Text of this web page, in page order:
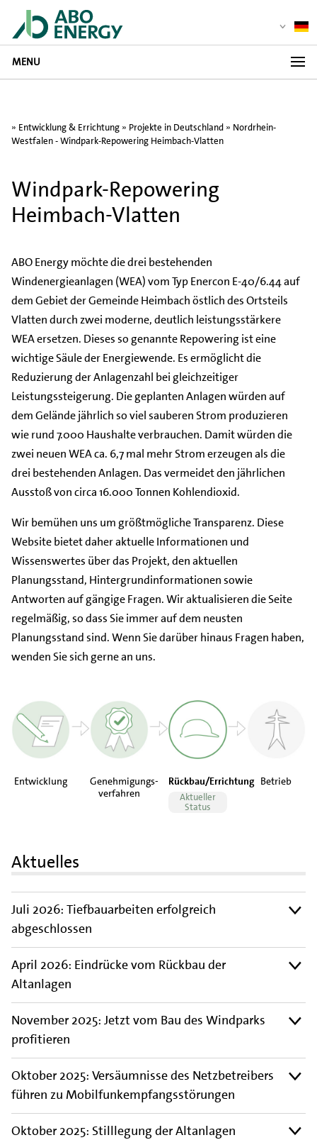
MENU
» Entwicklung & Errichtung » Projekte in Deutschland » Nordrhein-
Westfalen - Windpark-Repowering Heimbach-Vlatten
Windpark-Repowering
Heimbach-Vlatten
ABO Energy möchte die drei bestehenden
Windenergieanlagen (WEA) vom Typ Enercon E-40/6.44 auf
dem Gebiet der Gemeinde Heimbach östlich des Ortsteils
Vlatten durch zwei moderne, deutlich leistungsstärkere
WEA ersetzen. Dieses so genannte Repowering ist eine
wichtige Säule der Energiewende. Es ermöglicht die
Reduzierung der Anlagenzahl bei gleichzeitiger
Leistungssteigerung. Die geplanten Anlagen würden auf
dem Gelände jährlich so viel sauberen Strom produzieren
wie rund 7.000 Haushalte verbrauchen. Damit würden die
zwei neuen WEA ca. 6,7 mal mehr Strom erzeugen als die
drei bestehenden Anlagen. Das vermeidet den jährlichen
Ausstoß von circa 16.000 Tonnen Kohlendioxid.
Wir bemühen uns um größtmögliche Transparenz. Diese
Website bietet daher aktuelle Informationen und
Wissenswertes über das Projekt, den aktuellen
Planungsstand, Hintergrundinformationen sowie
Antworten auf gängige Fragen. Wir aktualisieren die Seite
regelmäßig, so dass Sie immer auf dem neusten
Planungsstand sind. Wenn Sie darüber hinaus Fragen haben,
wenden Sie sich gerne an uns.
Entwicklung
Genehmigungs-
verfahren
Rückbau/Errichtung
Aktueller
Status
Betrieb
Aktuelles
Juli 2026: Tiefbauarbeiten erfolgreich
abgeschlossen
April 2026: Eindrücke vom Rückbau der
Altanlagen
November 2025: Jetzt vom Bau des Windparks
profitieren
Oktober 2025: Versäumnisse des Netzbetreibers
führen zu Mobilfunkempfangsstörungen
Oktober 2025: Stilllegung der Altanlagen